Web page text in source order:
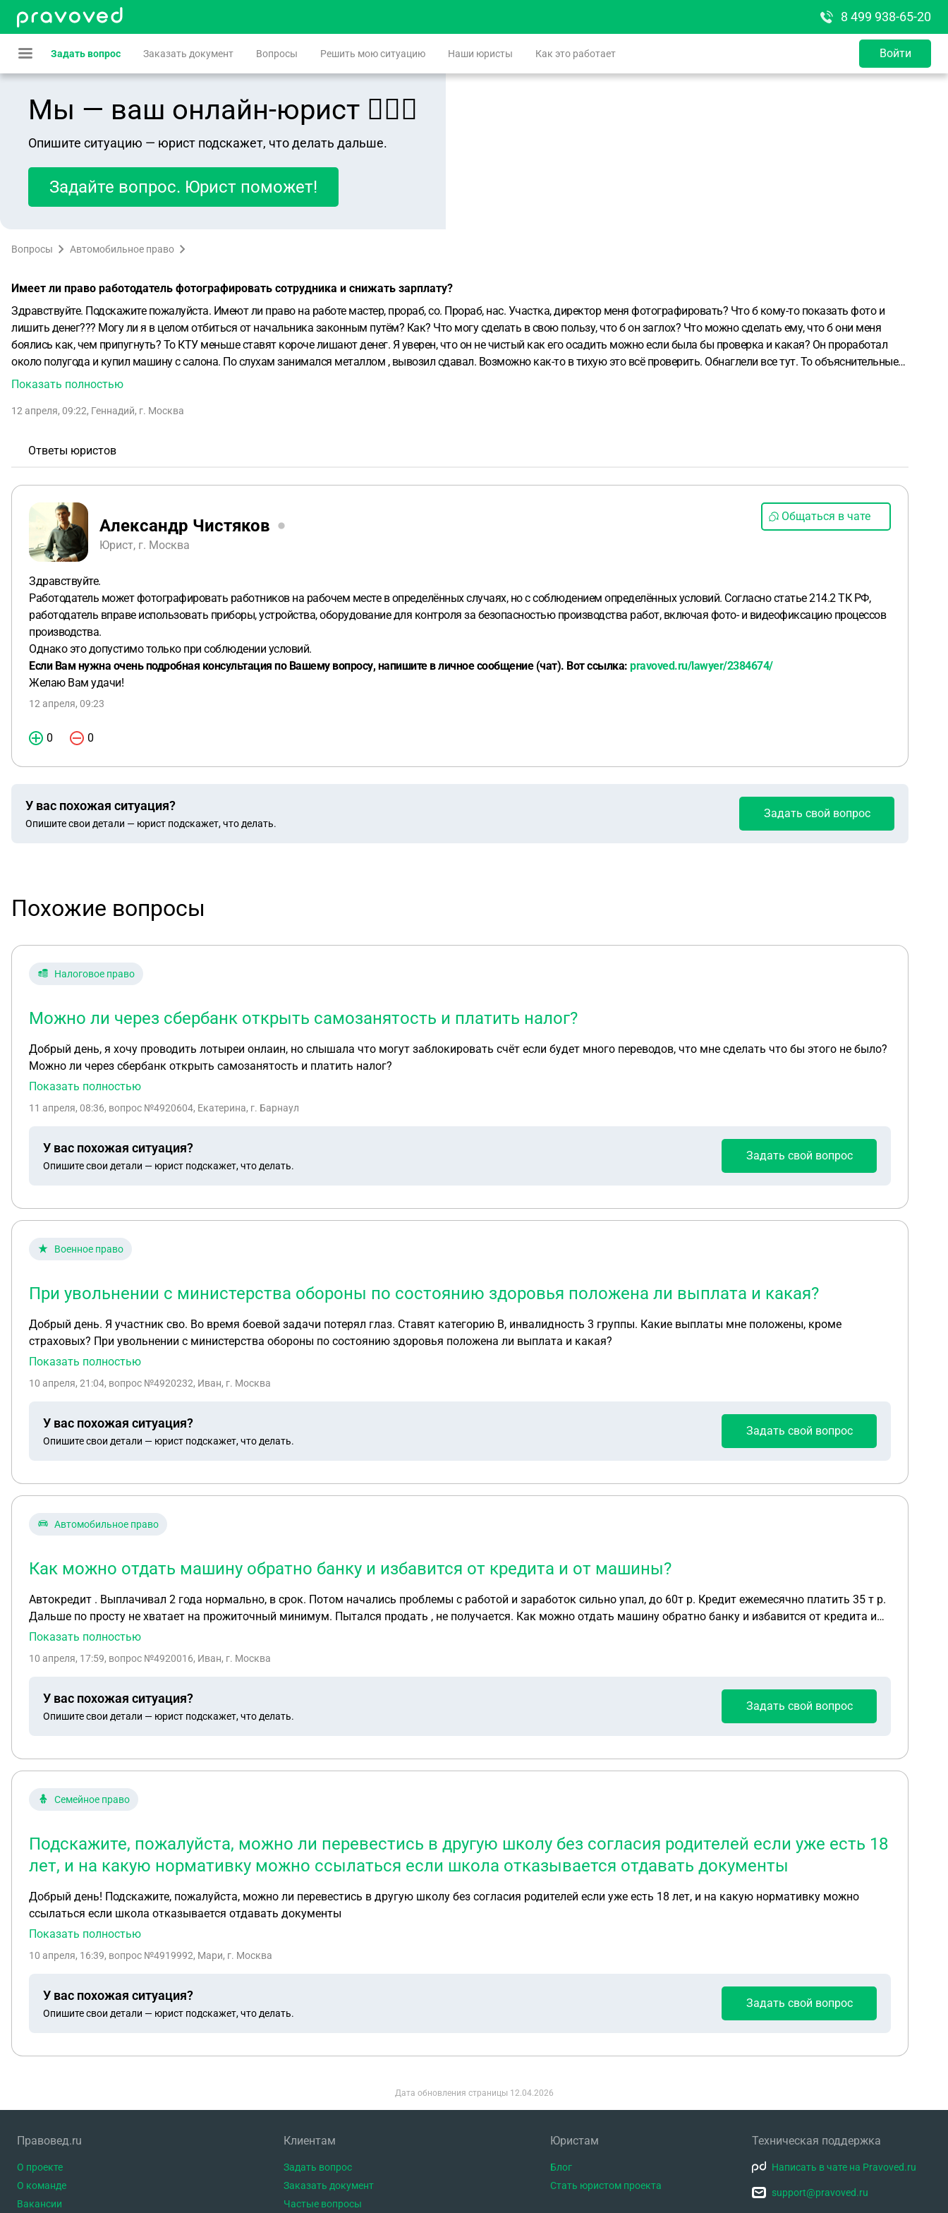
8 499 938-65-20
Задать вопрос Заказать документ Вопросы Решить мою ситуацию Наши юристы Как это работает Войти
Мы — ваш онлайн-юрист 👨🏻‍⚖️
Опишите ситуацию — юрист подскажет, что делать дальше.
Задайте вопрос. Юрист поможет!
Вопросы Автомобильное право
Имеет ли право работодатель фотографировать сотрудника и снижать зарплату?
Здравствуйте. Подскажите пожалуйста. Имеют ли право на работе мастер, прораб, со. Прораб, нас. Участка, директор меня фотографировать? Что б кому-то показать фото и
лишить денег??? Могу ли я в целом отбиться от начальника законным путём? Как? Что могу сделать в свою пользу, что б он заглох? Что можно сделать ему, что б они меня
боялись как, чем припугнуть? То КТУ меньше ставят короче лишают денег. Я уверен, что он не чистый как его осадить можно если была бы проверка и какая? Он проработал
около полугода и купил машину с салона. По слухам занимался металлом , вывозил сдавал. Возможно как-то в тихую это всё проверить. Обнаглели все тут. То объяснительные
требует ни за что. Только пишите в соц сети. Звонить не нужно.
Показать полностью
12 апреля, 09:22, Геннадий, г. Москва
Ответы юристов
Александр Чистяков
Юрист, г. Москва
Общаться в чате
Здравствуйте.
Работодатель может фотографировать работников на рабочем месте в определённых случаях, но с соблюдением определённых условий. Согласно статье 214.2 ТК РФ,
работодатель вправе использовать приборы, устройства, оборудование для контроля за безопасностью производства работ, включая фото- и видеофиксацию процессов
производства.
Однако это допустимо только при соблюдении условий.
Если Вам нужна очень подробная консультация по Вашему вопросу, напишите в личное сообщение (чат). Вот ссылка: pravoved.ru/lawyer/2384674/
Желаю Вам удачи!
12 апреля, 09:23
0 0
У вас похожая ситуация?
Опишите свои детали — юрист подскажет, что делать.
Задать свой вопрос
Похожие вопросы
Налоговое право
Можно ли через сбербанк открыть самозанятость и платить налог?
Добрый день, я хочу проводить лотыреи онлаин, но слышала что могут заблокировать счёт если будет много переводов, что мне сделать что бы этого не было?
Можно ли через сбербанк открыть самозанятость и платить налог?
Показать полностью
11 апреля, 08:36, вопрос №4920604, Екатерина, г. Барнаул
У вас похожая ситуация?
Опишите свои детали — юрист подскажет, что делать.
Задать свой вопрос
Военное право
При увольнении с министерства обороны по состоянию здоровья положена ли выплата и какая?
Добрый день. Я участник сво. Во время боевой задачи потерял глаз. Ставят категорию В, инвалидность 3 группы. Какие выплаты мне положены, кроме
страховых? При увольнении с министерства обороны по состоянию здоровья положена ли выплата и какая?
Показать полностью
10 апреля, 21:04, вопрос №4920232, Иван, г. Москва
У вас похожая ситуация?
Опишите свои детали — юрист подскажет, что делать.
Задать свой вопрос
Автомобильное право
Как можно отдать машину обратно банку и избавится от кредита и от машины?
Автокредит . Выплачивал 2 года нормально, в срок. Потом начались проблемы с работой и заработок сильно упал, до 60т р. Кредит ежемесячно платить 35 т р.
Дальше по просту не хватает на прожиточный минимум. Пытался продать , не получается. Как можно отдать машину обратно банку и избавится от кредита и
от машины?
Показать полностью
10 апреля, 17:59, вопрос №4920016, Иван, г. Москва
У вас похожая ситуация?
Опишите свои детали — юрист подскажет, что делать.
Задать свой вопрос
Семейное право
Подскажите, пожалуйста, можно ли перевестись в другую школу без согласия родителей если уже есть 18
лет, и на какую нормативку можно ссылаться если школа отказывается отдавать документы
Добрый день! Подскажите, пожалуйста, можно ли перевестись в другую школу без согласия родителей если уже есть 18 лет, и на какую нормативку можно
ссылаться если школа отказывается отдавать документы
Показать полностью
10 апреля, 16:39, вопрос №4919992, Мари, г. Москва
У вас похожая ситуация?
Опишите свои детали — юрист подскажет, что делать.
Задать свой вопрос
Дата обновления страницы 12.04.2026
Правовед.ru
О проекте
О команде
Вакансии
Клиентам
Задать вопрос
Заказать документ
Частые вопросы
Юристам
Блог
Стать юристом проекта
Техническая поддержка
Написать в чате на Pravoved.ru
support@pravoved.ru